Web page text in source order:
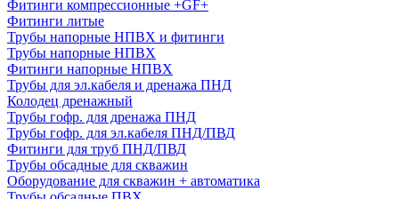
Фитинги компрессионные +GF+
Фитинги литые
Трубы напорные НПВХ и фитинги
Трубы напорные НПВХ
Фитинги напорные НПВХ
Трубы для эл.кабеля и дренажа ПНД
Колодец дренажный
Трубы гофр. для дренажа ПНД
Трубы гофр. для эл.кабеля ПНД/ПВД
Фитинги для труб ПНД/ПВД
Трубы обсадные для скважин
Оборудование для скважин + автоматика